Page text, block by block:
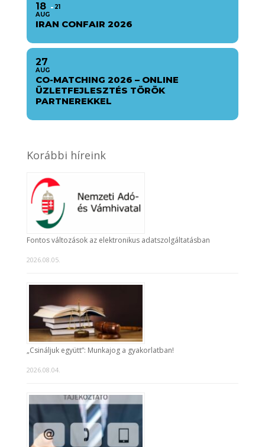
18
AUG
21
IRAN CONFAIR 2026
27
AUG
CO-MATCHING 2026 – ONLINE
ÜZLETFEJLESZTÉS TÖRÖK
PARTNEREKKEL
Korábbi híreink
Fontos változások az elektronikus adatszolgáltatásban
2026.08.05.
„Csináljuk együtt”: Munkajog a gyakorlatban!
2026.08.04.